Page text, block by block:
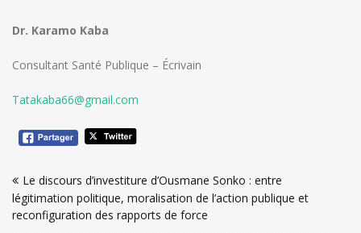
Dr. Karamo Kaba
Consultant Santé Publique – Écrivain
Tatakaba66@gmail.com
de
l’article
Le discours d’investiture d’Ousmane Sonko : entre
légitimation politique, moralisation de l’action publique et
reconfiguration des rapports de force